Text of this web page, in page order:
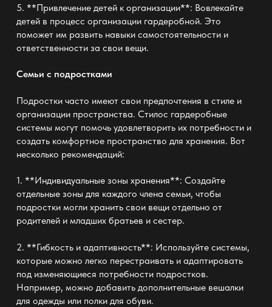
5. **Привлечение детей к организации**: Вовлекайте
детей в процесс организации гардеробной. Это
поможет им развить навыки самостоятельности и
ответственности за свои вещи.
Семьи с подростками
Подростки часто имеют свои предпочтения в стиле и
организации пространства. Стилос гардеробные
системы могут помочь удовлетворить их потребности и
создать комфортное пространство для хранения. Вот
несколько рекомендаций:
1. **Индивидуальные зоны хранения**: Создайте
отдельные зоны для каждого члена семьи, чтобы
подростки могли хранить свои вещи отдельно от
родителей и младших братьев и сестер.
2. **Гибкость и адаптивность**: Используйте системы,
которые можно легко перестраивать и адаптировать
под изменяющиеся потребности подростков.
Например, можно добавить дополнительные вешалки
для одежды или полки для обуви.